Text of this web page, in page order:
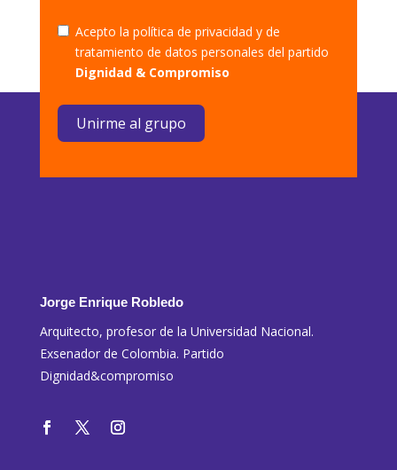
Acepto la política de privacidad y de
tratamiento de datos personales del partido
Dignidad & Compromiso
Unirme al grupo
Jorge Enrique Robledo
Arquitecto, profesor de la Universidad Nacional.
Exsenador de Colombia. Partido
Dignidad&compromiso